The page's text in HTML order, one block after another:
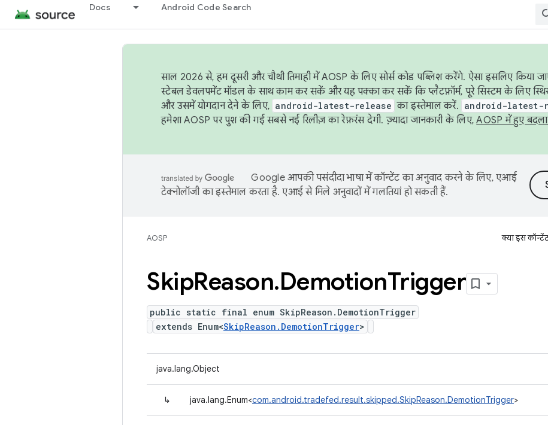
Docs Android Code Search
साल 2026 से, हम दूसरी और चौथी तिमाही में AOSP के लिए सोर्स कोड पब्लिश करेंगे. ऐसा इसलिए किया
स्टेबल डेवलपमेंट मॉडल के साथ काम कर सकें और यह पक्का कर सकें कि प्लैटफ़ॉर्म, पूरे सिस्टम के लिए स्थिर
और उसमें योगदान देने के लिए, android-latest-release का इस्तेमाल करें. android-latest-
हमेशा AOSP पर पुश की गई सबसे नई रिलीज़ का रेफ़रंस देगी. ज़्यादा जानकारी के लिए,AOSP में हुए
Google आपकी पसंदीदा भाषा में कॉन्टेंट का अनुवाद करने के लिए, एआई
टेक्नोलॉजी का इस्तेमाल करता है. एआई से मिले अनुवादों में गलतियां हो सकती हैं.
AOSP क्या इस
SkipReason.DemotionTrigger
public static final enum SkipReason.DemotionTrigger
extends Enum<SkipReason.DemotionTrigger>
java.lang.Object
↳ java.lang.Enum<com.android.tradefed.result.skipped.SkipReason.DemotionTrigger>